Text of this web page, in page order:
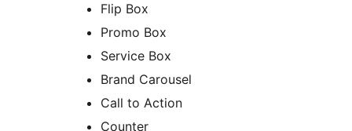
Flip Box
Promo Box
Service Box
Brand Carousel
Call to Action
Counter